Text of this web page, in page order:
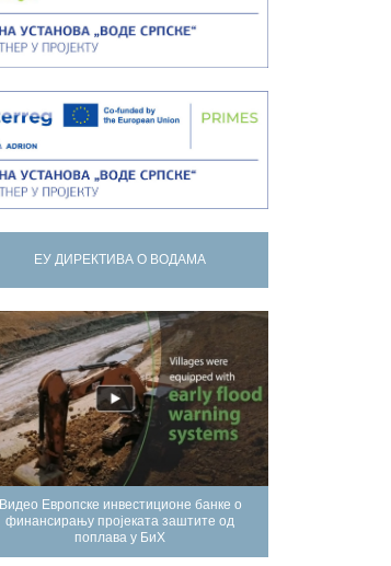
ЕУ ДИРЕКТИВА О ВОДАМА
Видео Европске инвестиционе банке о
финансирању пројеката заштите од
поплава у БиХ